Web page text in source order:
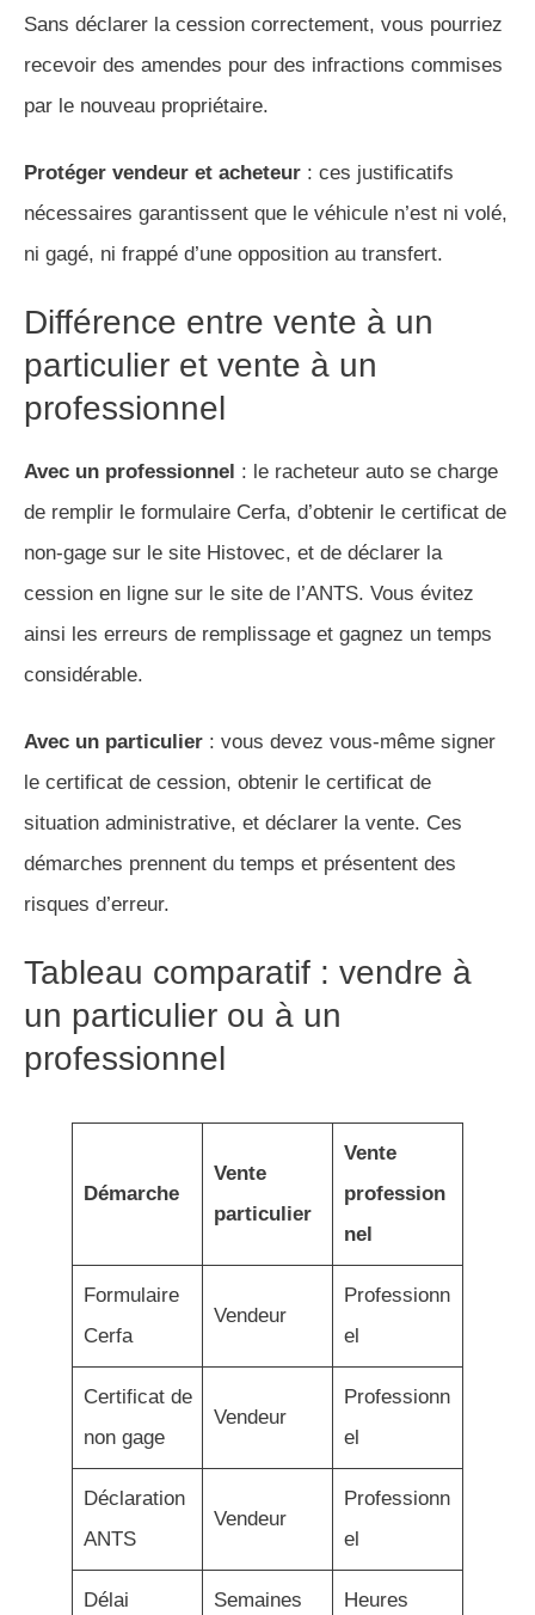
Sans déclarer la cession correctement, vous pourriez
recevoir des amendes pour des infractions commises
par le nouveau propriétaire.
Protéger vendeur et acheteur : ces justificatifs
nécessaires garantissent que le véhicule n’est ni volé,
ni gagé, ni frappé d’une opposition au transfert.
Différence entre vente à un
particulier et vente à un
professionnel
Avec un professionnel : le racheteur auto se charge
de remplir le formulaire Cerfa, d’obtenir le certificat de
non-gage sur le site Histovec, et de déclarer la
cession en ligne sur le site de l’ANTS. Vous évitez
ainsi les erreurs de remplissage et gagnez un temps
considérable.
Avec un particulier : vous devez vous-même signer
le certificat de cession, obtenir le certificat de
situation administrative, et déclarer la vente. Ces
démarches prennent du temps et présentent des
risques d’erreur.
Tableau comparatif : vendre à
un particulier ou à un
professionnel
Démarche
Vente
particulier
Vente
profession
nel
Formulaire
Cerfa
Vendeur
Professionn
el
Certificat de
non gage
Vendeur
Professionn
el
Déclaration
ANTS
Vendeur
Professionn
el
Délai Semaines Heures